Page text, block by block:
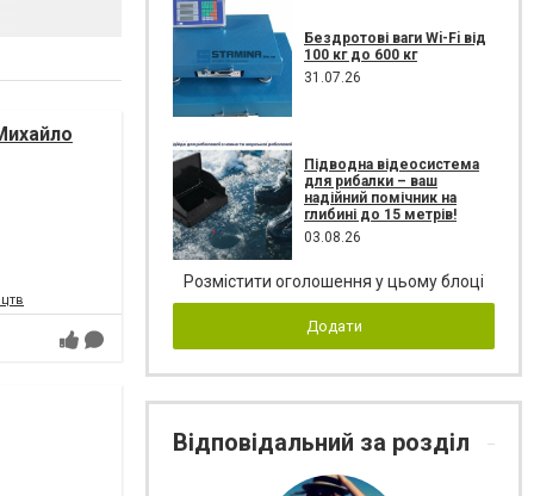
Бездротові ваги Wi-Fi від
100 кг до 600 кг
31.07.26
Підводна відеосистема
для рибалки – ваш
надійний помічник на
глибині до 15 метрів!
03.08.26
Розмістити оголошення у цьому блоці
Додати
Відповідальний за розділ